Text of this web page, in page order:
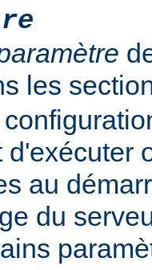
les
d'exécuter
au
du